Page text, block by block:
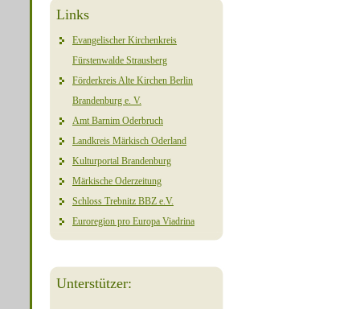
Links
Evangelischer Kirchenkreis
Fürstenwalde Strausberg
Förderkreis Alte Kirchen Berlin
Brandenburg e. V.
Amt Barnim Oderbruch
Landkreis Märkisch Oderland
Kulturportal Brandenburg
Märkische Oderzeitung
Schloss Trebnitz BBZ e.V.
Euroregion pro Europa Viadrina
Unterstützer: